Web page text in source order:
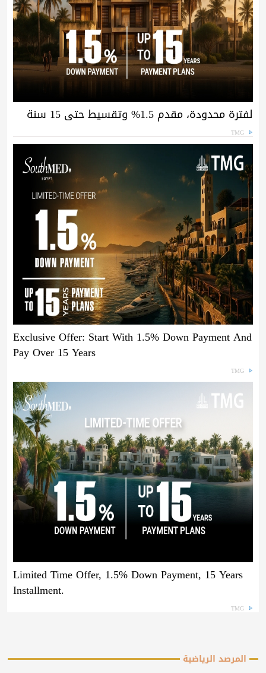
لفترة محدودة، مقدم 1.5% وتقسيط حتى 15 سنة
TMG
Exclusive Offer: Start With 1.5% Down Payment And
Pay Over 15 Years
TMG
Limited Time Offer, 1.5% Down Payment, 15 Years
Installment.
TMG
المرصد الرياضية